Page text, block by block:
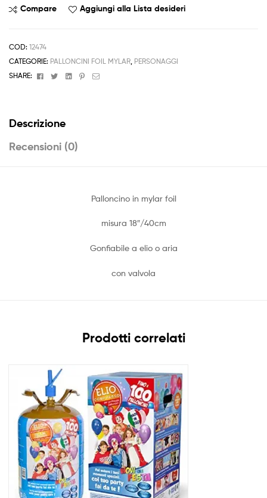
GameCompare Aggiungi alla Lista desideri
COD: 12474
CATEGORIE: PALLONCINI FOIL MYLAR, PERSONAGGI
SHARE:
FacebookTwitterLinkedinPinterest
Email
Descrizione
Recensioni (0)
Palloncino in mylar foil
misura 18″/40cm
Gonfiabile a elio o aria
con valvola
Prodotti correlati